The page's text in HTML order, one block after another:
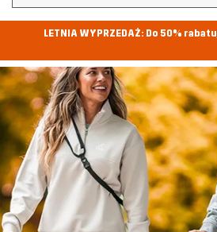
LETNIA WYPRZEDAŻ: Do 50% rabatu